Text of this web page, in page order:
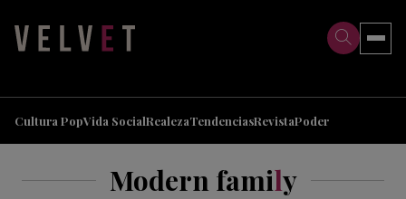
Cultura PopVida SocialRealezaTendenciasRevistaPoder
Modern family